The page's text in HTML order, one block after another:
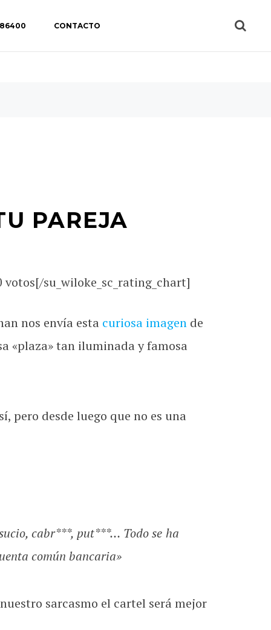
86400 CONTACTO
PAREJA
votos[/su_wiloke_sc_rating_chart]
nos envía esta curiosa imagen de
«plaza» tan iluminada y famosa
pero desde luego que no es una
cabr***, put***… Todo se ha
común bancaria»
sarcasmo el cartel será mejor